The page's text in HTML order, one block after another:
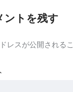
ントを残す
レスが公開される